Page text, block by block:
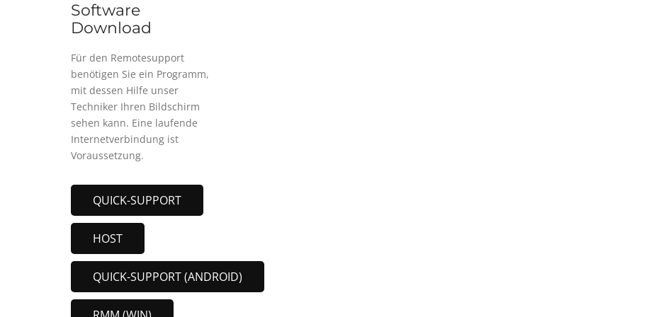
Software
Download
Für den Remotesupport
benötigen Sie ein Programm,
mit dessen Hilfe unser
Techniker Ihren Bildschirm
sehen kann. Eine laufende
Internetverbindung ist
Voraussetzung.
QUICK-SUPPORT
HOST
QUICK-SUPPORT (ANDROID)